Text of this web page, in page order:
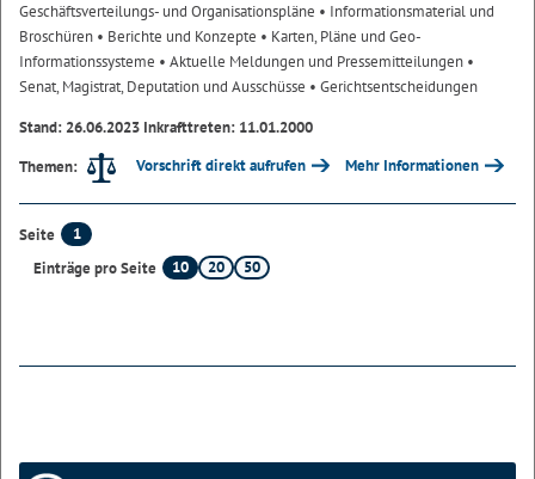
Geschäftsverteilungs- und Organisationspläne • Informationsmaterial und
Broschüren • Berichte und Konzepte • Karten, Pläne und Geo-
Informationssysteme • Aktuelle Meldungen und Pressemitteilungen •
Senat, Magistrat, Deputation und Ausschüsse • Gerichtsentscheidungen
Stand: 26.06.2023 Inkrafttreten: 11.01.2000
Themen:
Vorschrift direkt aufrufen Mehr Informationen
Seite
1
Einträge pro Seite
10 20 50